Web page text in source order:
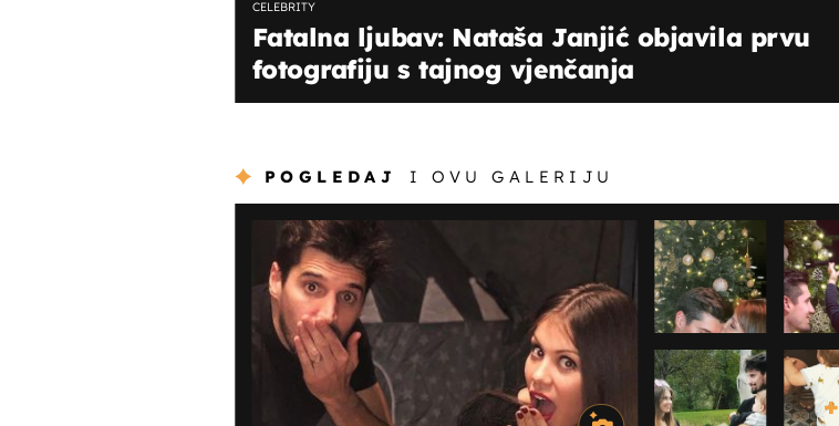
CELEBRITY
Fatalna ljubav: Nataša Janjić objavila prvu
fotografiju s tajnog vjenčanja
POGLEDAJ I OVU GALERIJU
+